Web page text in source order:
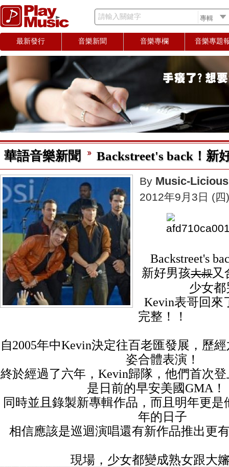
請輸入關鍵字
最新發行 音樂新聞 音樂專欄 音樂專題
華語音樂新聞 Backstreet's back！新
By Music-Licious
2012年9月3日 (四)
Backstreet's
新好男孩大叔又
少女
Kevin表哥回來
完整！！
自2005年中Kevin決定往百老匯發展，歷
姿合體表演！
終於經過了六年，Kevin歸隊，他們首次
是日前的早安美國GMA！
同時並且錄製新專輯作品，而且明年更是
年的日子
相信應該是巡迴演唱還有新作品推出更
現場，少女都變成熟女跟大